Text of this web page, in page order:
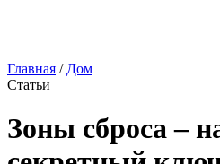
Главная / Дом
Статьи
Зоны сброса –